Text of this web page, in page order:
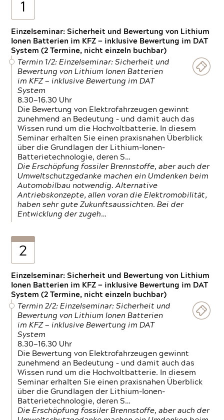
1
Einzelseminar: Sicherheit und Bewertung von Lithium
Ionen Batterien im KFZ — inklusive Bewertung im DAT
System (2 Termine, nicht einzeln buchbar)
Termin 1/2: Einzelseminar: Sicherheit und
Bewertung von Lithium Ionen Batterien
im KFZ — inklusive Bewertung im DAT
System
8.30—16.30 Uhr
Die Bewertung von Elektrofahrzeugen gewinnt
zunehmend an Bedeutung – und damit auch das
Wissen rund um die Hochvoltbatterie. In diesem
Seminar erhalten Sie einen praxisnahen Überblick
über die Grundlagen der Lithium-Ionen-
Batterietechnologie, deren S…
Die Erschöpfung fossiler Brennstoffe, aber auch der
Umweltschutzgedanke machen ein Umdenken beim
Automobilbau notwendig. Alternative
Antriebskonzepte, allen voran die Elektromobilität,
haben sehr gute Zukunftsaussichten. Bei der
Entwicklung der zugeh…
2
Einzelseminar: Sicherheit und Bewertung von Lithium
Ionen Batterien im KFZ — inklusive Bewertung im DAT
System (2 Termine, nicht einzeln buchbar)
Termin 2/2: Einzelseminar: Sicherheit und
Bewertung von Lithium Ionen Batterien
im KFZ — inklusive Bewertung im DAT
System
8.30—16.30 Uhr
Die Bewertung von Elektrofahrzeugen gewinnt
zunehmend an Bedeutung – und damit auch das
Wissen rund um die Hochvoltbatterie. In diesem
Seminar erhalten Sie einen praxisnahen Überblick
über die Grundlagen der Lithium-Ionen-
Batterietechnologie, deren S…
Die Erschöpfung fossiler Brennstoffe, aber auch der